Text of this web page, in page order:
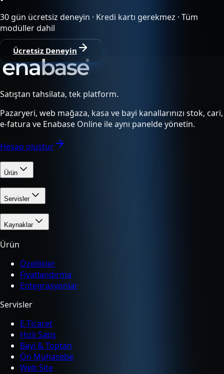
30 gün ücretsiz deneyin · Kredi kartı gerekmez · Tüm
modüller dahil
Ücretsiz Deneyin
Satıştan tahsilata, tek platform.
Pazaryeri, web mağaza, kasa ve bayi kanallarınızı stok, cari,
e-fatura ve Enabase Online ile aynı panelde yönetin.
Hesap oluştur
Ürün
Servisler
Kaynaklar
Ürün
Özellikler
Fiyatlandırma
Entegrasyonlar
Servisler
E-Ticaret
Hızlı Satış
Bayi & Toptan
Ön Muhasebe
Web Site